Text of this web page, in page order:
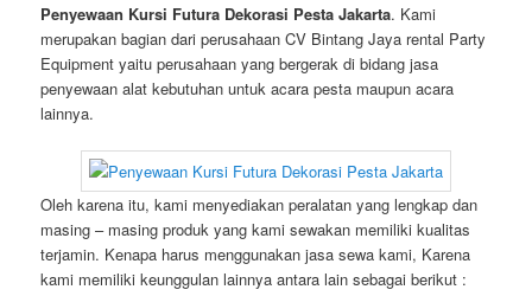
Penyewaan Kursi Futura Dekorasi Pesta Jakarta. Kami
merupakan bagian dari perusahaan CV Bintang Jaya rental Party
Equipment yaitu perusahaan yang bergerak di bidang jasa
penyewaan alat kebutuhan untuk acara pesta maupun acara
lainnya.
Oleh karena itu, kami menyediakan peralatan yang lengkap dan
masing – masing produk yang kami sewakan memiliki kualitas
terjamin. Kenapa harus menggunakan jasa sewa kami, Karena
kami memiliki keunggulan lainnya antara lain sebagai berikut :